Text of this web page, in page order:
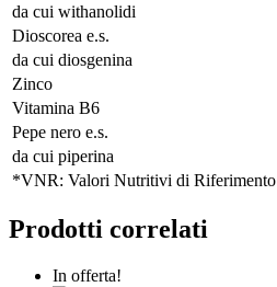
da cui withanolidi
Dioscorea e.s.
da cui diosgenina
Zinco
Vitamina B6
Pepe nero e.s.
da cui piperina
*VNR: Valori Nutritivi di Riferimento
Prodotti correlati
In offerta!